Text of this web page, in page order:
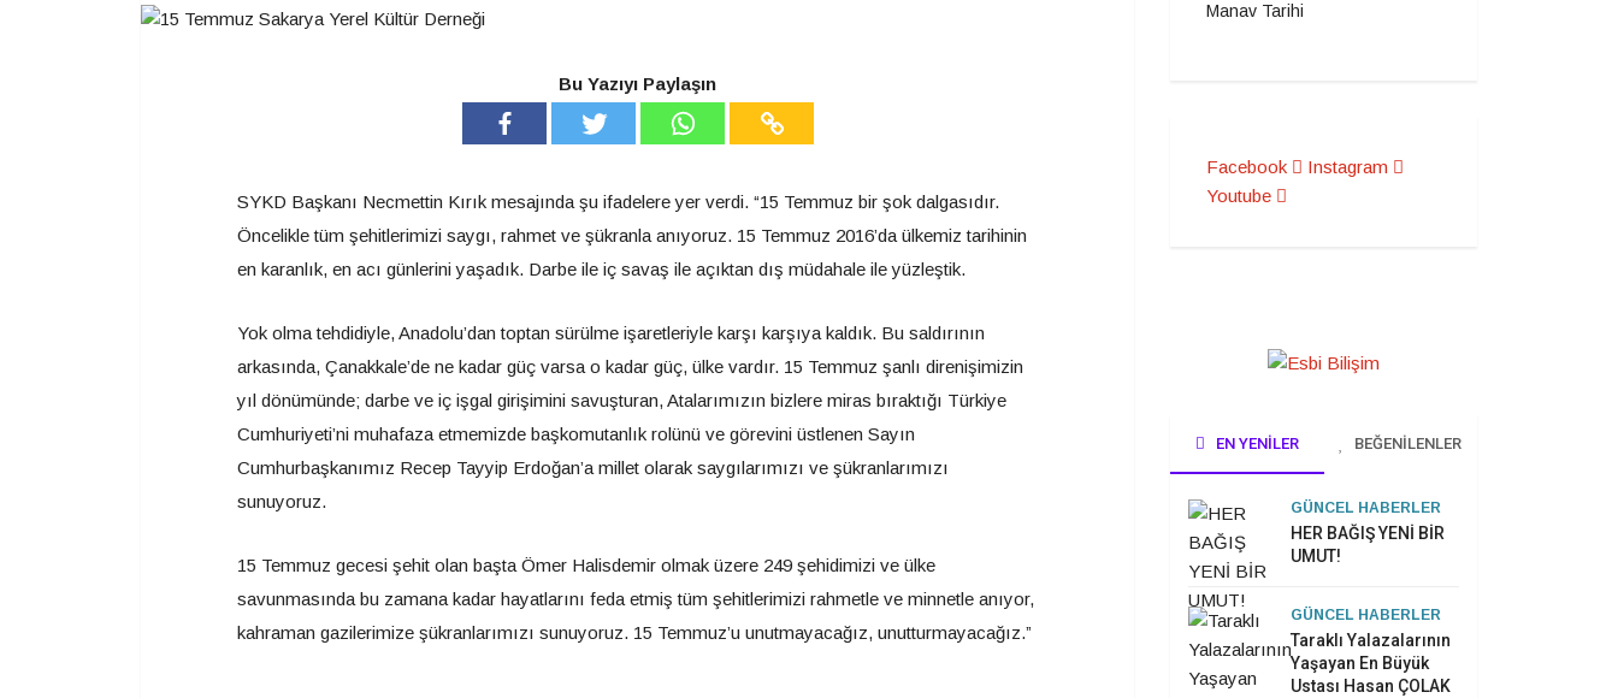
Bu Yazıyı Paylaşın
SYKD Başkanı Necmettin Kırık mesajında şu ifadelere yer verdi. “15 Temmuz bir şok dalgasıdır.
Öncelikle tüm şehitlerimizi saygı, rahmet ve şükranla anıyoruz. 15 Temmuz 2016’da ülkemiz tarihinin
en karanlık, en acı günlerini yaşadık. Darbe ile iç savaş ile açıktan dış müdahale ile yüzleştik.
Yok olma tehdidiyle, Anadolu’dan toptan sürülme işaretleriyle karşı karşıya kaldık. Bu saldırının
arkasında, Çanakkale’de ne kadar güç varsa o kadar güç, ülke vardır. 15 Temmuz şanlı direnişimizin
yıl dönümünde; darbe ve iç işgal girişimini savuşturan, Atalarımızın bizlere miras bıraktığı Türkiye
Cumhuriyeti’ni muhafaza etmemizde başkomutanlık rolünü ve görevini üstlenen Sayın
Cumhurbaşkanımız Recep Tayyip Erdoğan’a millet olarak saygılarımızı ve şükranlarımızı
sunuyoruz.
15 Temmuz gecesi şehit olan başta Ömer Halisdemir olmak üzere 249 şehidimizi ve ülke
savunmasında bu zamana kadar hayatlarını feda etmiş tüm şehitlerimizi rahmetle ve minnetle anıyor,
kahraman gazilerimize şükranlarımızı sunuyoruz. 15 Temmuz’u unutmayacağız, unutturmayacağız.”
Manav Tarihi
Facebook
Instagram
Youtube
EN YENILER BEĞENILENLER
GÜNCEL HABERLER
HER BAĞIŞ YENİ BİR
UMUT!
GÜNCEL HABERLER
Taraklı Yalazalarının
Yaşayan En Büyük
Ustası Hasan ÇOLAK